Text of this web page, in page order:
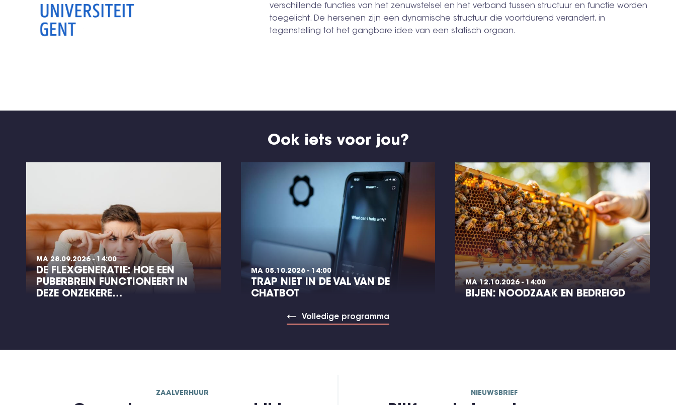
verschillende functies van het zenuwstelsel en het verband tussen structuur en functie worden
toegelicht. De hersenen zijn een dynamische structuur die voortdurend verandert, in
tegenstelling tot het gangbare idee van een statisch orgaan.
Ook iets voor jou?
MA 28.09.2026 - 14:00
DE FLEXGENERATIE: HOE EEN
PUBERBREIN FUNCTIONEERT IN
DEZE ONZEKERE…
MA 05.10.2026 - 14:00
TRAP NIET IN DE VAL VAN DE
CHATBOT
MA 12.10.2026 - 14:00
BIJEN: NOODZAAK EN BEDREIGD
Volledige programma
ZAALVERHUUR NIEUWSBRIEF